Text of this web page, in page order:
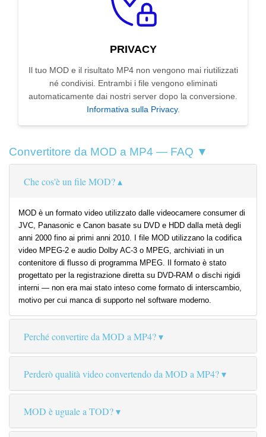
PRIVACY
Il tuo MOD e il risultato MP4 non vengono mai riutilizzati
né condivisi. Entrambi i file vengono eliminati
automaticamente dai nostri server dopo la conversione.
Informativa sulla Privacy.
Convertitore da MOD a MP4 — FAQ ▼
Che cos'è un file MOD?
MOD è un formato video utilizzato dalle videocamere consumer di
JVC, Panasonic e Canon basate su DVD e HDD dalla metà degli
anni 2000 fino ai primi anni 2010. I file MOD utilizzano la codifica
video MPEG-2 e audio Dolby AC-3 o MPEG, archiviati in un
contenitore di flusso di programma MPEG. Il formato è stato
progettato per la registrazione diretta su DVD-RAM o dischi rigidi
interni — non era mai stato inteso come formato di interscambio,
motivo per cui manca di supporto nel software moderno.
Perché convertire da MOD a MP4?
Perderò qualità video convertendo da MOD a MP4?
MOD è uguale a TOD?